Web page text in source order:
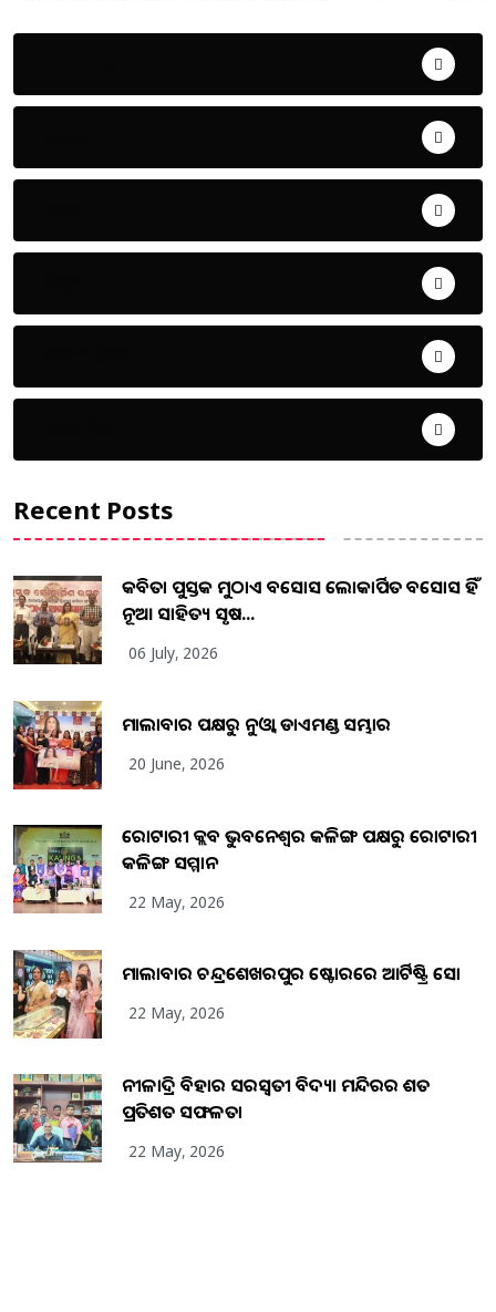
Recent Posts
କବିତା ପୁସ୍ତକ ମୁଠାଏ ଅବସୋସ ଲୋକାର୍ପିତ ଅବସୋସ ହିଁ
ନୂଆ ସାହିତ୍ୟ ସୃଷ...
06 July, 2026
ମାଲାବାର ପକ୍ଷରୁ ନୁଓ୍ବା ଡାଏମଣ୍ଡ ସମ୍ଭାର
20 June, 2026
ରୋଟାରୀ କ୍ଲବ ଭୁବନେଶ୍ୱର କଳିଙ୍ଗ ପକ୍ଷରୁ ରୋଟାରୀ
କଳିଙ୍ଗ ସମ୍ମାନ
22 May, 2026
ମାଲାବାର ଚନ୍ଦ୍ରଶେଖରପୁର ଷ୍ଟୋରରେ ଆର୍ଟିଷ୍ଟ୍ରି ସୋ
22 May, 2026
ନୀଳାଦ୍ରି ବିହାର ସରସ୍ୱତୀ ବିଦ୍ୟା ମନ୍ଦିରର ଶତ
ପ୍ରତିଶତ ସଫଳତା
22 May, 2026